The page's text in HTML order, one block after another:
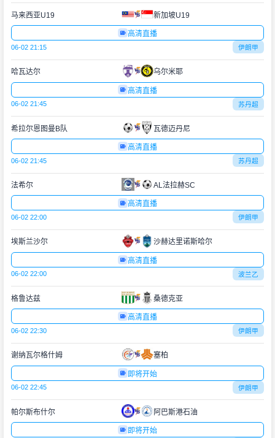
马来西亚U19 新加坡U19
高清直播
06-02 21:15 伊朗甲
哈瓦达尔 乌尔米耶
高清直播
06-02 21:45 苏丹超
希拉尔恩图曼B队 瓦德迈丹尼
高清直播
06-02 21:45 苏丹超
法希尔 AL法拉赫SC
高清直播
06-02 22:00 伊朗甲
埃斯兰沙尔 沙赫达里诺斯哈尔
高清直播
06-02 22:00 波兰乙
格鲁达兹 桑德克亚
高清直播
06-02 22:30 伊朗甲
谢纳瓦尔格什姆 塞柏
即将开始
06-02 22:45 伊朗甲
帕尔斯布什尔 阿巴斯港石油
即将开始